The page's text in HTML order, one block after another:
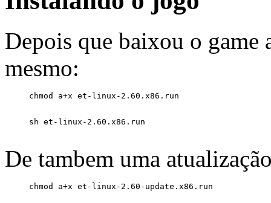
Depois que baixou o game
mesmo:
De tambem uma